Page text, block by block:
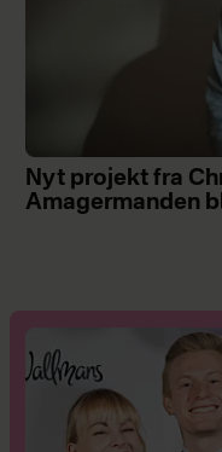
Nyt projekt fra
Amagermanden